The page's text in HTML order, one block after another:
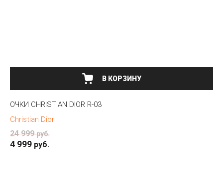
В КОРЗИНУ
ОЧКИ CHRISTIAN DIOR R-03
Christian Dior
24 999 руб.
4 999 руб.